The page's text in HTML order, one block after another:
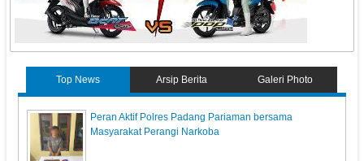
Top News Arsip Berita Galeri Photo
Peran Aktif Polres Padang Pariaman bersama
Masyarakat Perangi Narkoba